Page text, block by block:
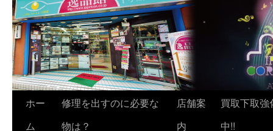
ホー
ム
修理を出すのに必要な
物は？
店舗案
内
買取下取強
中!!